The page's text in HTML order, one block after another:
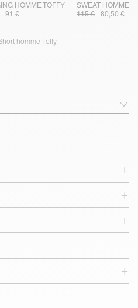
HOMME TOFFY
91 €
SWEAT HOMME
115 €
80,50 €
homme Toffy